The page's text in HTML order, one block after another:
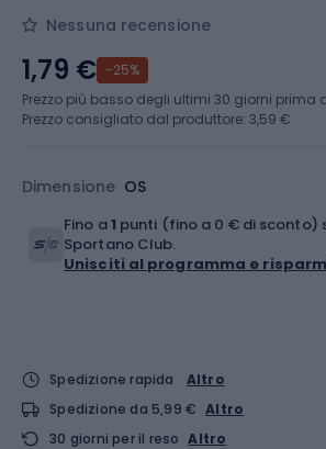
Nessuna recensione
Dimensione OS
1,79 € -25%
Prezzo più basso degli ultimi 30 giorni prima
Prezzo consigliato dal produttore: 3,59 €
Fino a1 punti (fino a 0 € di sconto)
Sportano Club.
Unisciti al programma e
Spedizione rapida
Altro
Spedizione da 5,99 € Altro
30 giorni per il reso Altro